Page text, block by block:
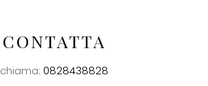
CONTATTA
chiama: 0828438828